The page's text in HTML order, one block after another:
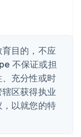
目的，不应
不保证或担
充分性或时
区获得执业
以就您的特